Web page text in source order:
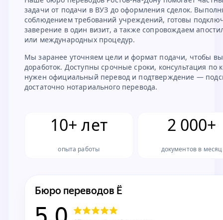
задачи от подачи в ВУЗ до оформления сделок.
соблюдением требований учреждений, готовы
заверение в один визит, а также сопровождаем
или международных процедур.
Мы заранее уточняем цели и формат подачи, чтобы вы
доработок. Доступны срочные сроки, консультация по
нужен официальный перевод и подтверждение —
достаточно нотариального перевода.
10+ лет
опыта работы
2 000+
документов в месяц